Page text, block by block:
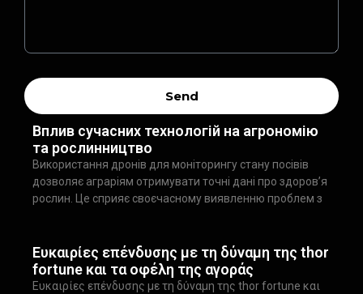
Send
Вплив сучасних технологій на агрономію
та рослинництво
Використання дронів для моніторингу стану посівів
дозволяє аграріям отримувати точні дані про здоров’я
рослин. Це сприяє своєчасному виявленню проблем з
Ευκαιρίες επένδυσης με τη δύναμη της thor
fortune και τα οφέλη της αγοράς
Ευκαιρίες επένδυσης με τη δύναμη της thor fortune και